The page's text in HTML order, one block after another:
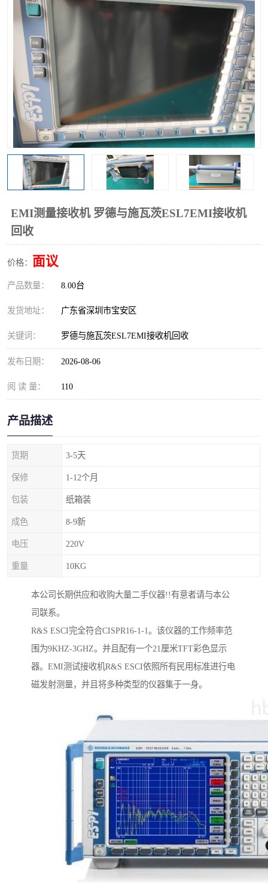
EMI测量接收机 罗德与施瓦茨ESL7EMI接收机
回收
价格： 面议
产品数量： 8.00台
发货地址： 广东省深圳市宝安区
关键词： 罗德与施瓦茨ESL7EMI接收机回收
发布日期： 2026-08-06
阅 读 量： 110
产品描述
货期 3-5天
保修 1-12个月
包装 纸箱装
成色 8-9新
电压 220V
重量 10KG
本公司长期供应和收购大量二手仪器!!有意者请与本公
司联系。
R&S ESCI完全符合CISPR16-1-1。该仪器的工作频率范
围为9KHZ-3GHZ。并且配有一个21厘米TFT彩色显示
器。EMI测试接收机R&S ESCI依照所有民用标准进行电
磁发射测量，并且将多种类型的仪器集于一身。